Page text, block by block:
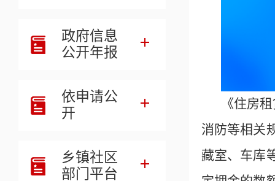
政府信息
公开年报
依申请公
开
乡镇社区
部门平台
《住房
消防等相关
藏室、车库